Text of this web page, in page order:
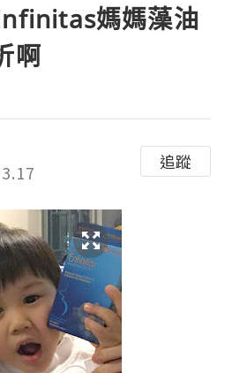
媽媽藻油
啊
追蹤